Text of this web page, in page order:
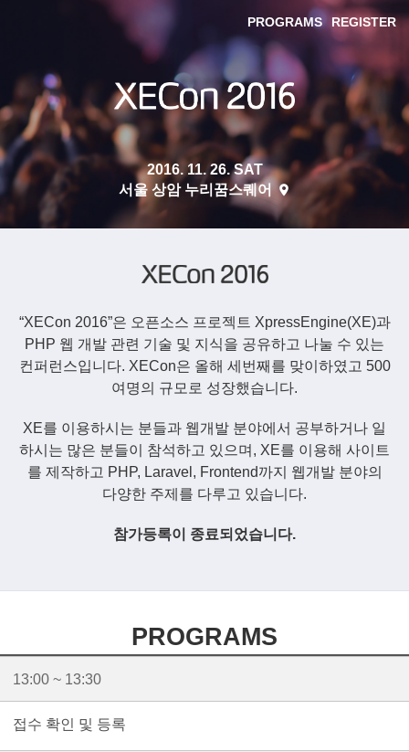
XEcon
일
2016. 11. 26. SAT
소
서울 상암 누리꿈스퀘어
크
PROGRAMS REGISTER
XECon
2016
“XECon 2016”은 오픈소스 프로젝트 XpressEngine(XE)과
PHP 웹 개발 관련 기술 및 지식을 공유하고 나눌 수 있는
컨퍼런스입니다. XECon은 올해 세번째를 맞이하였고 500
여명의 규모로 성장했습니다.
XE를 이용하시는 분들과 웹개발 분야에서 공부하거나 일
하시는 많은 분들이 참석하고 있으며, XE를 이용해 사이트
를 제작하고 PHP, Laravel, Frontend까지 웹개발 분야의
다양한 주제를 다루고 있습니다.
참가등록이 종료되었습니다.
PROGRAMS
13:00 ~ 13:30
접수 확인 및 등록